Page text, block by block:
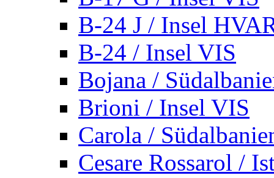
B-24 J / Insel
B-24 / Insel VIS
Bojana /
Brioni / Insel VIS
Carola /
Cesare Rossarol /